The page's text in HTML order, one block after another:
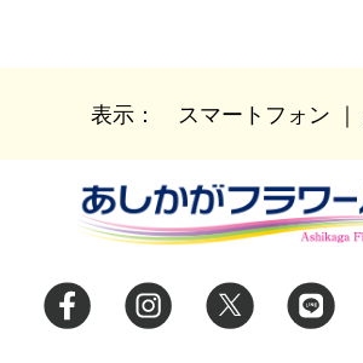
表示： スマートフォン ｜